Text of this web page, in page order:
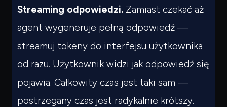
Streaming odpowiedzi. Zamiast czekać aż
agent wygeneruje pełną odpowiedź —
streamuj tokeny do interfejsu użytkownika
od razu. Użytkownik widzi jak odpowiedź się
pojawia. Całkowity czas jest taki sam —
postrzegany czas jest radykalnie krótszy.